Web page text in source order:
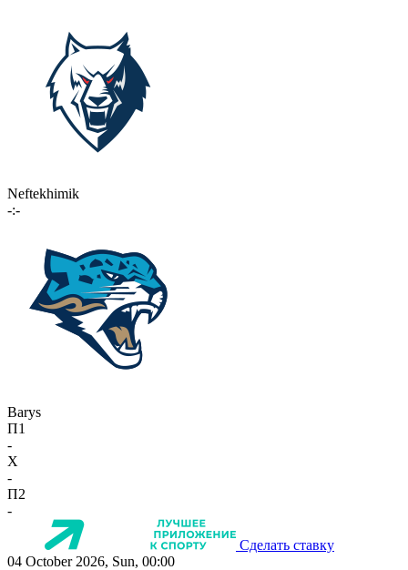
Neftekhimik
-:-
Barys
П1
-
X
-
П2
-
Сделать ставку
04 October 2026, Sun, 00:00